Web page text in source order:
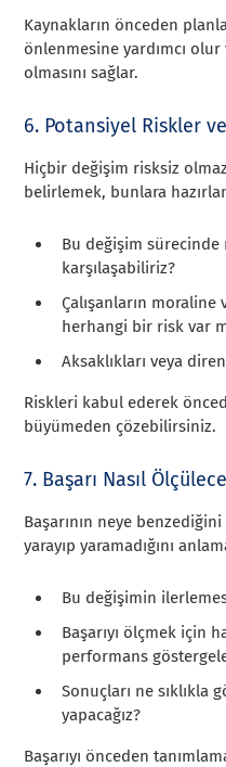
Kaynakların önceden
önlenmesine yardımcı olur
olmasını sağlar.
6. Potansiyel Riskler
Hiçbir değişim risksiz
belirlemek, bunlara
Bu değişim
karşılaşabiliriz?
Çalışanların
herhangi bir risk var
Aksaklıkları veya
Riskleri kabul ederek
büyümeden çözebilirsiniz.
7. Başarı Nasıl
Başarının neye
yarayıp yaramadığını
Bu değişimin
Başarıyı ölçmek için
performans
Sonuçları ne sıklıkla
yapacağız?
Başarıyı önceden